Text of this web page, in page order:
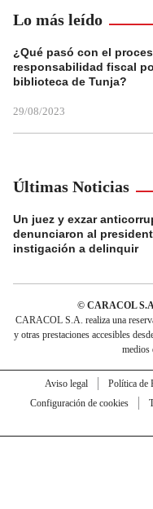
Lo más leído
¿Qué pasó con el
responsabilidad fiscal
biblioteca de Tunja?
29/08/2023
Últimas Noticias
Un juez y exzar
denunciaron al
instigación a delinquir
© CARACOL
CARACOL S.A. realiza una
y otras prestaciones accesibles
medios
Aviso legal Política de
Configuración de cookies